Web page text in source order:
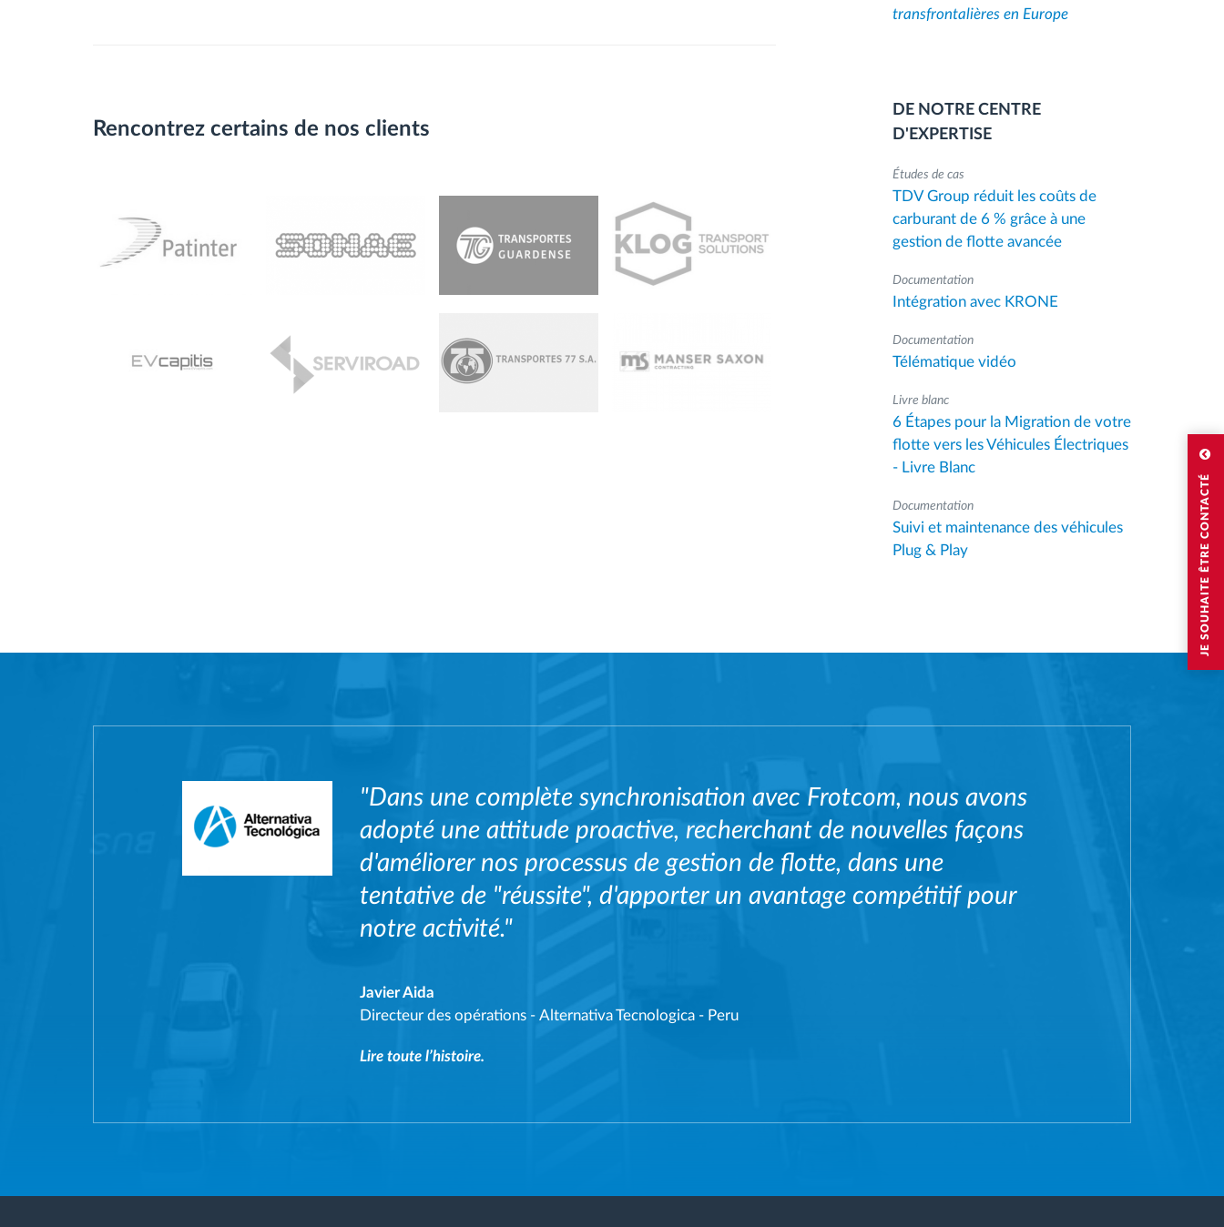
JE SOUHAITE ÊTRE CONTACTÉ
Rencontrez certains de nos clients
transfrontalières en Europe
DE NOTRE CENTRE
D'EXPERTISE
Études de cas
TDV Group réduit les coûts de
carburant de 6 % grâce à une
gestion de flotte avancée
Documentation
Intégration avec KRONE
Documentation
Télématique vidéo
Livre blanc
6 Étapes pour la Migration de votre
flotte vers les Véhicules Électriques
- Livre Blanc
Documentation
Suivi et maintenance des véhicules
Plug & Play
"Dans une complète synchronisation avec Frotcom, nous avons
adopté une attitude proactive, recherchant de nouvelles façons
d'améliorer nos processus de gestion de flotte, dans une
tentative de "réussite", d'apporter un avantage compétitif pour
notre activité."
Javier Aida
Directeur des opérations - Alternativa Tecnologica - Peru
Lire toute l’histoire.